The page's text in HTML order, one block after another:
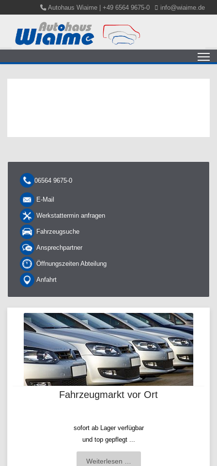
Autohaus Wiaime | +49 6564 9675-0 info@wiaime.de
06564 9675-0
E-Mail
Werkstattermin anfragen
Fahrzeugsuche
Ansprechpartner
Öffnungszeiten Abteilung
Anfahrt
Fahrzeugmarkt vor Ort
sofort ab Lager verfügbar
und top gepflegt ...
Weiterlesen …